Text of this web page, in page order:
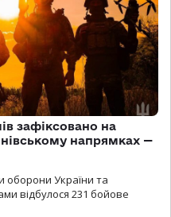
зафіксовано на
напрямках —
оборони України та
відбулося 231 бойове